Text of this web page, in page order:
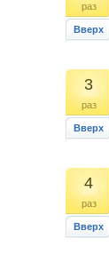
раз
Вверх
3
раз
Вверх
4
раз
Вверх